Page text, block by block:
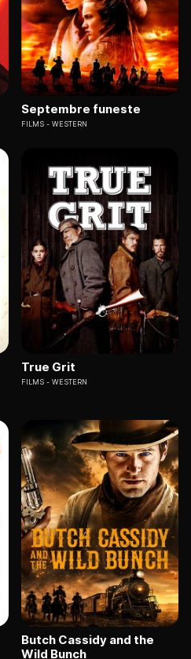
Septembre funeste
FILMS WESTERN
True Grit
FILMS WESTERN
Butch Cassidy and the
Wild Bunch